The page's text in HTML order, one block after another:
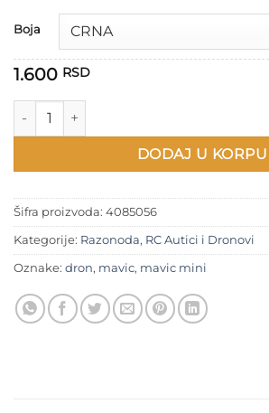
Boja
1.600 RSD
Plastična kutija za drona Dji Mavic Mini /
DODAJ U KORPU
Šifra proizvoda: 4085056
Kategorije: Razonoda, RC Autici i Dronovi
Oznake: dron, mavic, mavic mini